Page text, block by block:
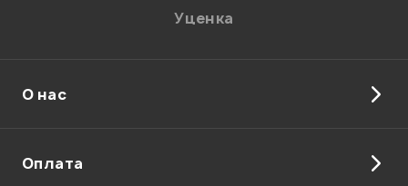
Впечатления о товаре:Уценка
О нас
Оплата